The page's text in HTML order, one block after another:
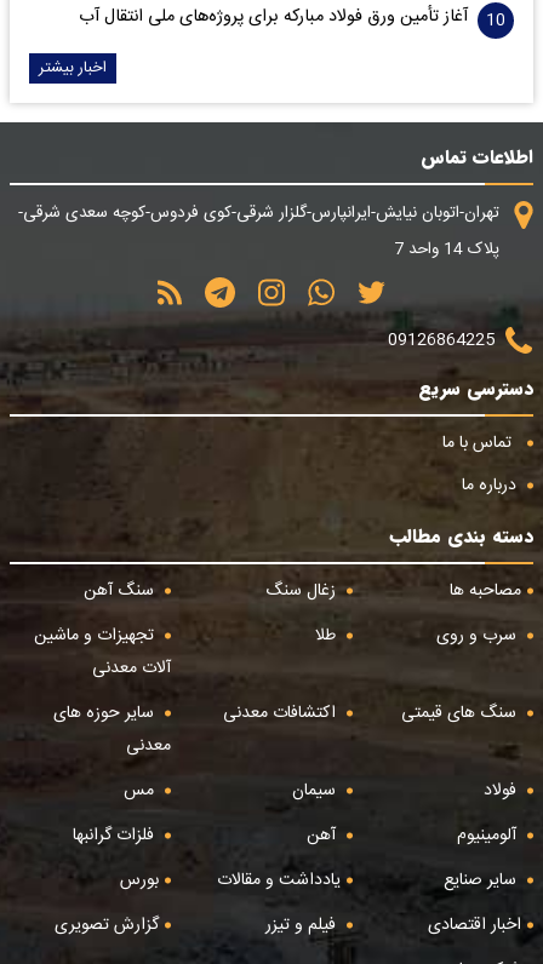
آغاز تأمین ورق فولاد مبارکه برای پروژه‌های ملی انتقال آب
اخبار بیشتر
اطلاعات تماس
تهران-اتوبان نیایش-ایرانپارس-گلزار شرقی-کوی فردوس-کوچه سعدی شرقی-
پلاک 14 واحد 7
09126864225
دسترسی سریع
تماس با ما
درباره ما
دسته بندی مطالب
مصاحبه ها
زغال سنگ
سنگ آهن
سرب و روی
طلا
تجهیزات و ماشین
آلات معدنی
سنگ های قیمتی
اکتشافات معدنی
سایر حوزه های
معدنی
فولاد
سیمان
مس
آلومینیوم
آهن
فلزات گرانبها
سایر صنایع
یادداشت و مقالات
بورس
اخبار اقتصادی
فیلم و تیزر
گزارش تصویری